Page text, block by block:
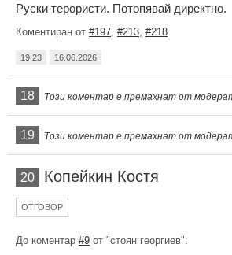
Руски терористи. Потопявай директно.
Коментиран от #197 #213 #218
19:23 16.06.2026
18 Този коментар е премахнат от
19 Този коментар е премахнат от
20 Копейкин Костя
ОТГОВОР
До коментар #9 от "стоян георгиев":